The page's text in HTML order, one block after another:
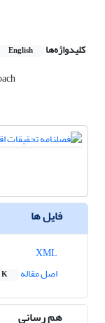
کلیدواژه‌ها English
فایل ها
اصل مقاله
K
هم رسانی